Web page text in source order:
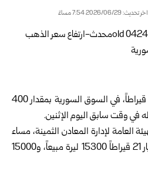
اخر تحديث: 2026/06/29 7:54 مساءً
عيار 21 قيراطاً، في السوق السورية ‏بمقدار 400
في وقت سابق ‏اليوم الإثنين.
العامة لإدارة المعادن الثمينة، ‏مساء
اليوم، بلغ سعر غرام الذهب عيار 21 قيراطاً 15300 ليرة ‌‏مبيعاً، و‏15000